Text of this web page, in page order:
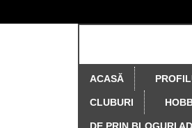
ACASĂ
CLUBURI